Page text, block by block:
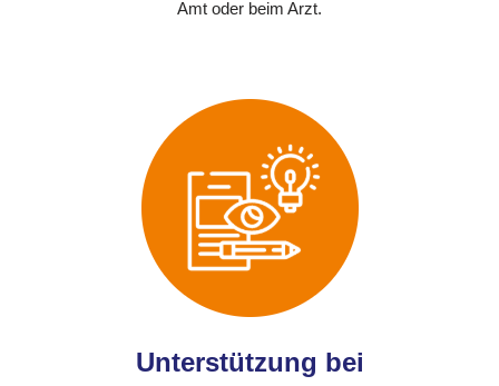
Amt oder beim Arzt.
Unterstützung bei